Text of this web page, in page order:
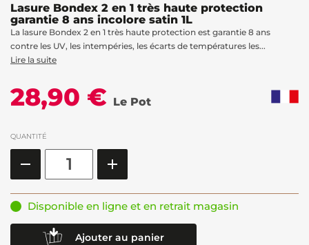
Lasure Bondex 2 en 1 très haute protection
garantie 8 ans incolore satin 1L
La lasure Bondex 2 en 1 très haute protection est garantie 8 ans
contre les UV, les intempéries, les écarts de températures les...
Lire la suite
28,90 € Le Pot
QUANTITÉ
Disponible en ligne et en retrait magasin
Ajouter au panier